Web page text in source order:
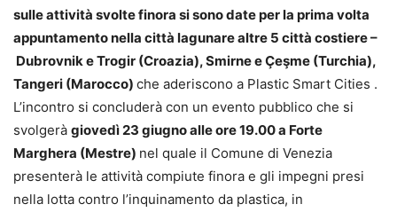
sulle attività svolte finora si sono date per la prima volta
appuntamento nella città lagunare altre 5 città costiere –
Dubrovnik e Trogir (Croazia), Smirne e Çeşme (Turchia),
Tangeri (Marocco) che aderiscono a Plastic Smart Cities .
L’incontro si concluderà con un evento pubblico che si
svolgerà giovedì 23 giugno alle ore 19.00 a Forte
Marghera (Mestre) nel quale il Comune di Venezia
presenterà le attività compiute finora e gli impegni presi
nella lotta contro l’inquinamento da plastica, in